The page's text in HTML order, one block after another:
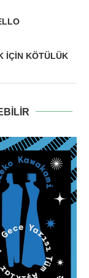
İÇIN KÖTÜLÜK